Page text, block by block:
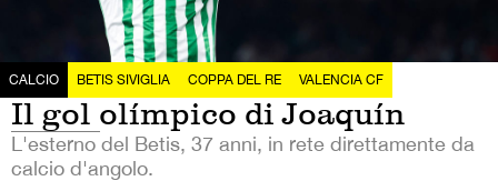
CALCIO BETIS SIVIGLIA COPPA DEL RE VALENCIA CF
Il gol olímpico di Joaquín
L'esterno del Betis, 37 anni, in rete direttamente da
calcio d'angolo.